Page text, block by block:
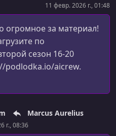
11 февр. 2026 г., 01:48
огромное за материал!
по
сезон 16-20
podlodka.io/aicrew.
Marcus Aurelius
г., 08:36